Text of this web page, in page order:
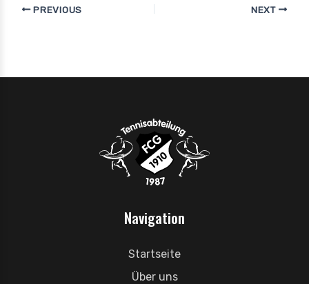
PREVIOUS NEXT
Navigation
Startseite
Über uns